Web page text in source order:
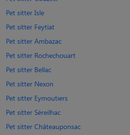
Pet sitter Isle
Pet sitter Feytiat
Pet sitter Ambazac
Pet sitter Rochechouart
Pet sitter Bellac
Pet sitter Nexon
Pet sitter Eymoutiers
Pet sitter Séreilhac
Pet sitter Châteauponsac